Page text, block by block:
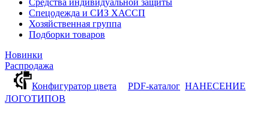
Средства индивидуальной защиты
Спецодежда и СИЗ ХАССП
Хозяйственная группа
Подборки товаров
Новинки
Распродажа
Конфигуратор цвета
PDF-каталог НАНЕСЕНИЕ
ЛОГОТИПОВ